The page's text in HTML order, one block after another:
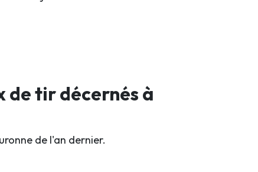
de tir décernés à
de l'an dernier.